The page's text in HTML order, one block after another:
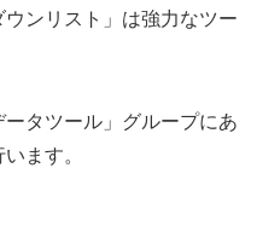
ンリスト」は強力なツー
タツール」グループにあ
ます。